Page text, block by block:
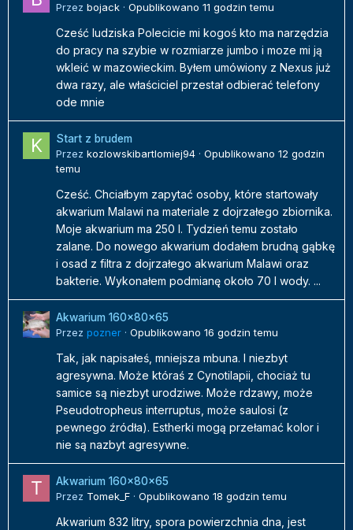
Przez bojack · Opublikowano 11 godzin temu
Cześć ludziska Polecicie mi kogoś kto ma narzędzia
do pracy na szybie w rozmiarze jumbo i moze mi ją
wkleić w mazowieckim. Byłem umówiony z Nexus już
dwa razy, ale właściciel przestał odbierać telefony
ode mnie
Start z brudem
Przez kozlowskibartlomiej94 · Opublikowano 12 godzin
temu
Cześć. Chciałbym zapytać osoby, które startowały
akwarium Malawi na materiale z dojrzałego zbiornika.
Moje akwarium ma 250 l. Tydzień temu zostało
zalane. Do nowego akwarium dodałem brudną gąbkę
i osad z filtra z dojrzałego akwarium Malawi oraz
bakterie. Wykonałem podmianę około 70 l wody. ...
Akwarium 160x80x65
Przez pozner · Opublikowano 16 godzin temu
Tak, jak napisałeś, mniejsza mbuna. I niezbyt
agresywna. Może któraś z Cynotilapii, chociaż tu
samice są niezbyt urodziwe. Może rdzawy, może
Pseudotropheus interruptus, może saulosi (z
pewnego źródła). Estherki mogą przełamać kolor i
nie są nazbyt agresywne.
Akwarium 160x80x65
Przez Tomek_F · Opublikowano 18 godzin temu
Akwarium 832 litry, spora powierzchnia dna, jest